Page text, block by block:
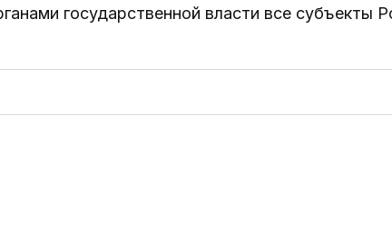
государственной власти все субъекты